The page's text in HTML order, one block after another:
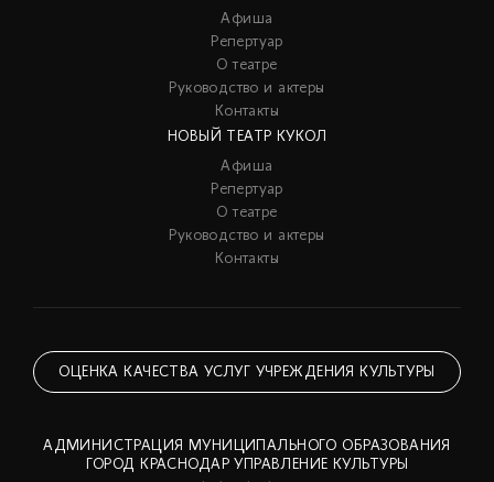
Афиша
Репертуар
О театре
Руководство и актеры
Контакты
НОВЫЙ ТЕАТР КУКОЛ
Афиша
Репертуар
О театре
Руководство и актеры
Контакты
ОЦЕНКА КАЧЕСТВА УСЛУГ УЧРЕЖДЕНИЯ КУЛЬТУРЫ
АДМИНИСТРАЦИЯ МУНИЦИПАЛЬНОГО ОБРАЗОВАНИЯ
ГОРОД КРАСНОДАР УПРАВЛЕНИЕ КУЛЬТУРЫ